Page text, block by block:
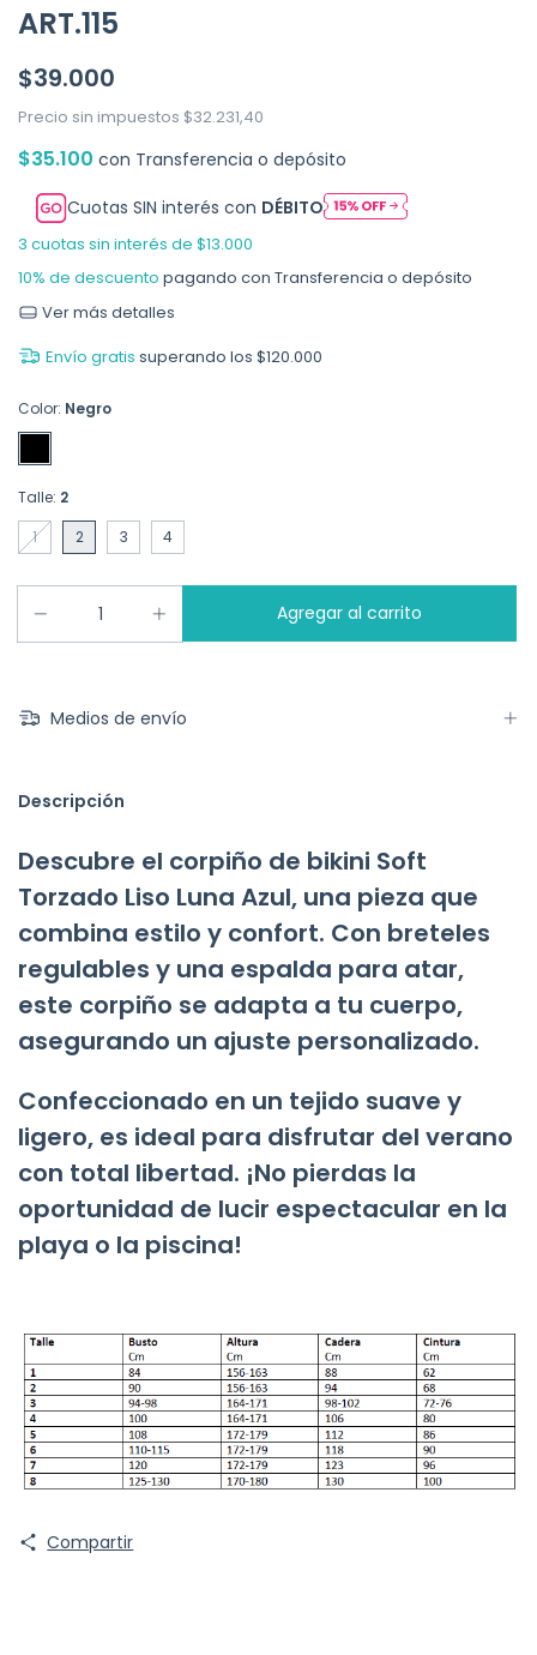
ART.115
$39.000
Precio sin impuestos $32.231,40
$35.100 con Transferencia o depósito
Cuotas SIN interés con DÉBITO
3 cuotas sin interés de $13.000
10% de descuento pagando con Transferencia o depósito
Ver más detalles
Envío gratis superando los $120.000
Color: Negro
Talle: 2
1
2 3 4
Medios de envío
Descripción
Descubre el corpiño de bikini Soft
Torzado Liso Luna Azul, una pieza que
combina estilo y confort. Con breteles
regulables y una espalda para atar,
este corpiño se adapta a tu cuerpo,
asegurando un ajuste personalizado.
Confeccionado en un tejido suave y
ligero, es ideal para disfrutar del verano
con total libertad. ¡No pierdas la
oportunidad de lucir espectacular en la
playa o la piscina!
Compartir